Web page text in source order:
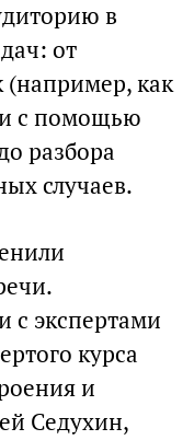
в
от
как
с помощью
разбора
случаев.
с экспертами
курса
и
Седухин,